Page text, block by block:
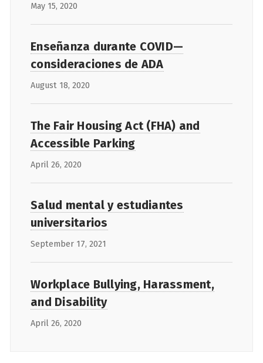
May 15, 2020
Enseñanza durante COVID—
consideraciones de ADA
August 18, 2020
The Fair Housing Act (FHA) and
Accessible Parking
April 26, 2020
Salud mental y estudiantes
universitarios
September 17, 2021
Workplace Bullying, Harassment,
and Disability
April 26, 2020